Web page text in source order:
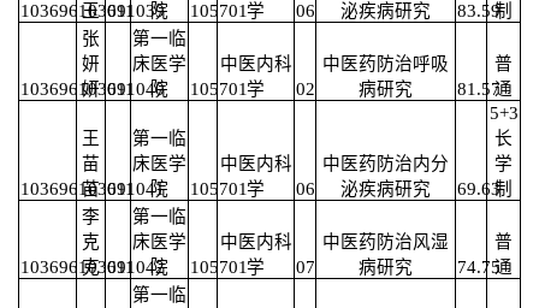
103696103691039
玉 011
院
105701学
06
泌疾病研究
83.59制
103696103691040
张
妍
妍 011
第一临
床医学
院
105701
中医内科
学
02
中医药防治呼吸
病研究
81.57
普
通
103696103691041
王
苗
苗 011
第一临
床医学
院
105701
中医内科
学
06
中医药防治内分
泌疾病研究
69.63
5+3
长
学
制
103696103691042
李
克
克 011
第一临
床医学
院
105701
中医内科
学
07
中医药防治风湿
病研究
74.75
普
通
第一临